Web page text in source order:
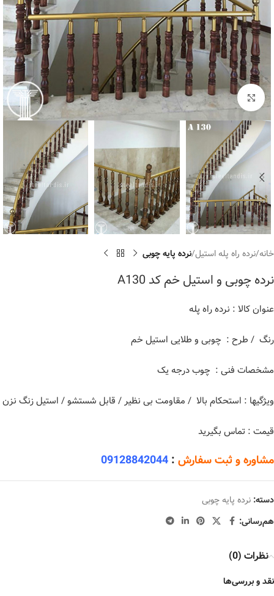
برای بزرگنمایی کلیک کنید
خانه نرده راه پله استیل نرده پایه چوبی
نرده چوبی و استیل خم کد A130
عنوان کالا : نرده راه پله
رنگ / طرح : چوبی و طلایی استیل خم
مشخصات فنی : چوب درجه یک
ویژگیها : استحکام بالا / مقاومت بی نظیر / قابل شستشو / استیل زنگ نزن
قیمت : تماس بگیرید
مشاوره و ثبت سفارش :
09128842044
دسته: نرده پایه چوبی
هم‌رسانی:
نظرات (0)
نقد و بررسی‌ها